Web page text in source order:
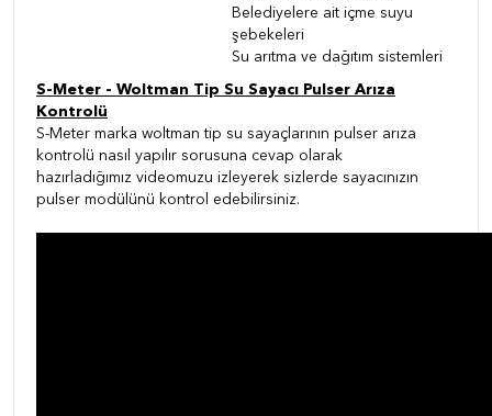
Belediyelere ait içme suyu
şebekeleri
Su arıtma ve dağıtım sistemleri
S-Meter - Woltman Tip Su Sayacı Pulser Arıza
Kontrolü
S-Meter marka woltman tip su sayaçlarının pulser arıza
kontrolü nasıl yapılır sorusuna cevap olarak
hazırladığımız videomuzu izleyerek sizlerde sayacınızın
pulser modülünü kontrol edebilirsiniz.